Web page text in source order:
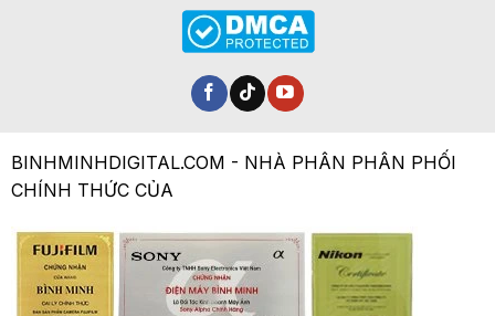
BINHMINHDIGITAL.COM - NHÀ PHÂN PHÂN PHỐI
CHÍNH THỨC CỦA